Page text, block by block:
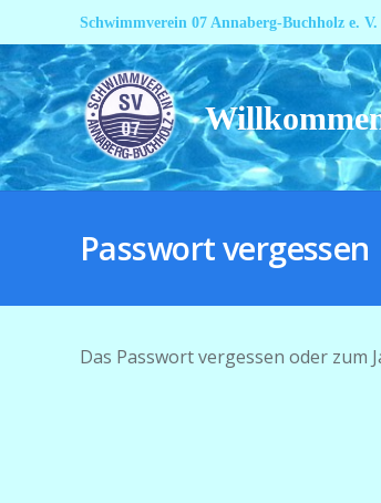
Schwimmverein 07 Annaberg-Buchholz e. V.
Passwort vergessen
Das Passwort vergessen oder zum